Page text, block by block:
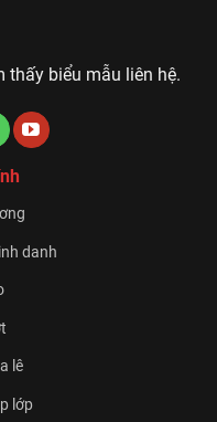
thấy biểu mẫu liên hệ.
danh
lê
lớp